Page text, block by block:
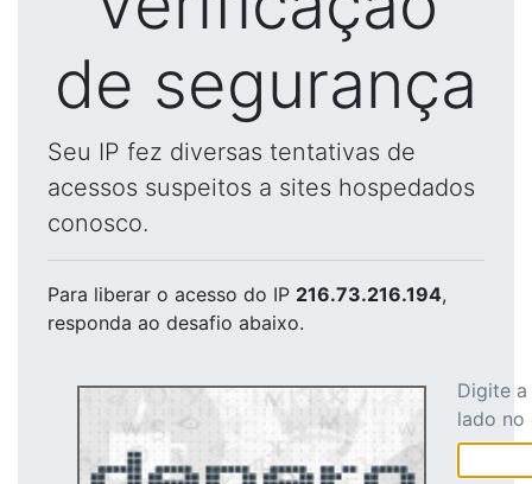
de segurança
Seu IP fez diversas tentativas de
acessos suspeitos a sites hospedados
conosco.
Para liberar o acesso do IP 216.73.216.194,
responda ao desafio abaixo.
Digite
lado no